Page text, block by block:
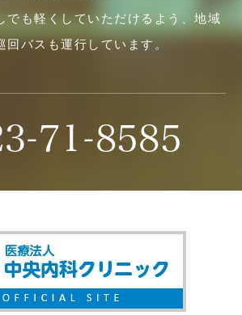
でも軽くしていただけるよう、地域
回バスも運行しています。
71-8585